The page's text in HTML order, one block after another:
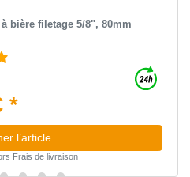
bière filetage 5/8", 80mm
*
l’article
Frais de livraison